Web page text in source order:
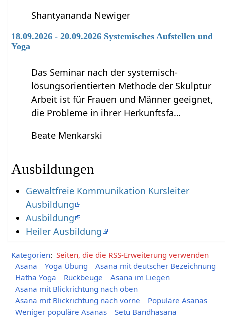
Shantyananda Newiger
18.09.2026 - 20.09.2026 Systemisches Aufstellen und
Yoga
Das Seminar nach der systemisch-
lösungsorientierten Methode der Skulptur
Arbeit ist für Frauen und Männer geeignet,
die Probleme in ihrer Herkunftsfa…
Beate Menkarski
Ausbildungen
Gewaltfreie Kommunikation Kursleiter
Ausbildung
Ausbildung
Heiler Ausbildung
Kategorien: Seiten, die die RSS-Erweiterung verwenden
Asana
Yoga Übung
Asana mit deutscher Bezeichnung
Hatha Yoga
Rückbeuge
Asana im Liegen
Asana mit Blickrichtung nach oben
Asana mit Blickrichtung nach vorne
Populäre Asanas
Weniger populäre Asanas
Setu Bandhasana